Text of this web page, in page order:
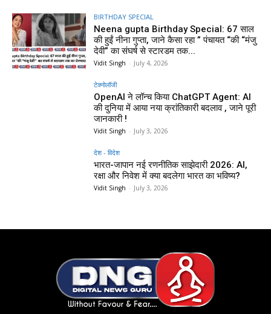
BIRTHDAY SPECIAL
Neena gupta Birthday Special: 67 साल
की हुईं नीना गुप्ता, जाने कैसा रहा ” पंचायत “की “मंजु
देवी” का संघर्ष से स्टारडम तक...
Vidit Singh - July 4, 2026
टेक्नोलॉजी
OpenAI ने लॉन्च किया ChatGPT Agent: AI
की दुनिया में आया नया क्रांतिकारी बदलाव , जाने पूरी
जानकारी !
Vidit Singh - July 3, 2026
देश - विदेश
भारत-जापान नई रणनीतिक साझेदारी 2026: AI,
रक्षा और निवेश में क्या बदलेगा भारत का भविष्य?
Vidit Singh - July 3, 2026